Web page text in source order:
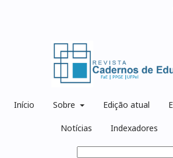
Início Sobre Edição atual
Notícias Indexadores